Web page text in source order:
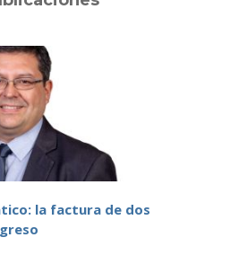
la factura de dos